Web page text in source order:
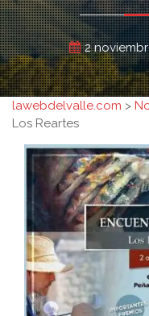
2
lawebdelvalle.com >
Los Reartes